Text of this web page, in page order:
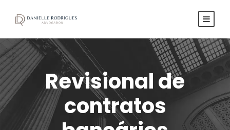
Revisional de
contratos